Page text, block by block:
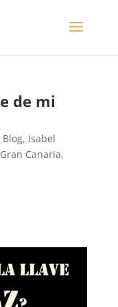
de mi
Blog, Isabel
Canaria,